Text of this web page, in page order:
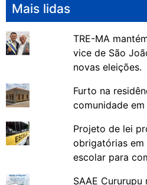
Mais lidas
TRE-MA
vice de São
novas eleições.
Furto na
comunidade em
Projeto de lei
obrigatórias
escolar para
SAAE